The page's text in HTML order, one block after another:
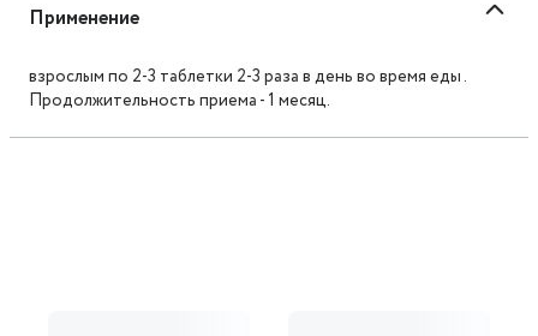
Применение
взрослым по 2-3 таблетки 2-3 раза в день во время еды .
Продолжительность приема - 1 месяц.